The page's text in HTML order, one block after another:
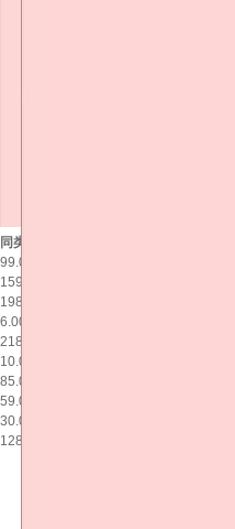
同类产品推荐
99.00 元
159.00 元
198.00 元
6.00 元
218.00 元
10.00 元
85.00 元
59.00 元
30.00 元
128.00 元